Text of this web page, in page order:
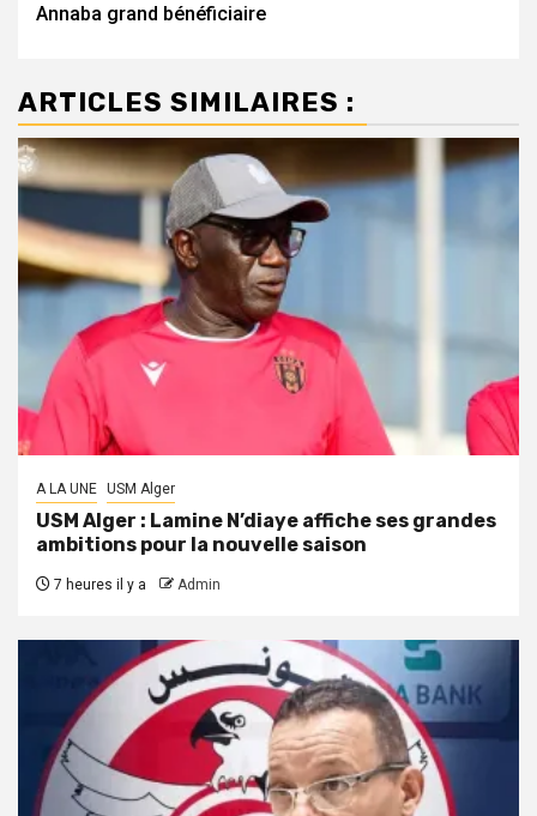
Annaba grand bénéficiaire
ARTICLES SIMILAIRES :
A LA UNE USM Alger
USM Alger : Lamine N’diaye affiche ses grandes
ambitions pour la nouvelle saison
7 heures il y a Admin